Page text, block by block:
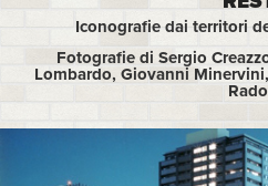
Iconografie dai territori
Fotografie di Sergio
Lombardo, Giovanni
Rado